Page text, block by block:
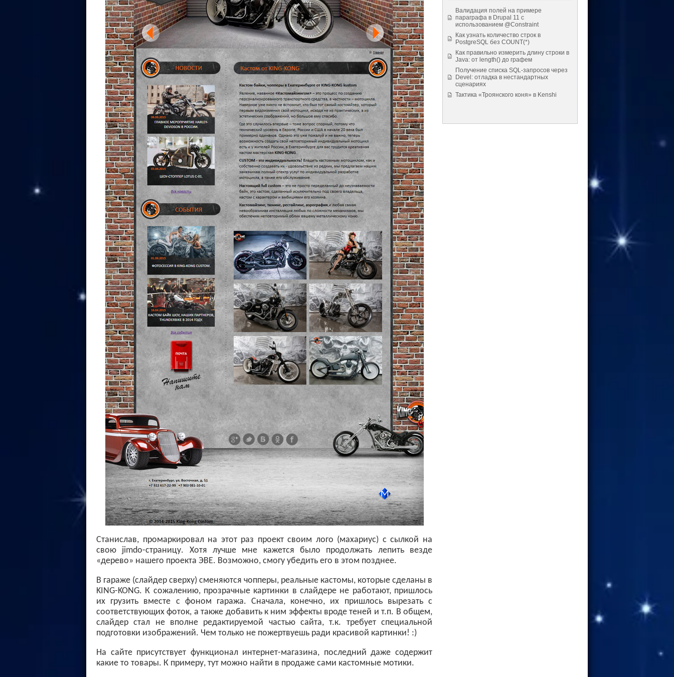
Станислав, промаркировал на этот раз проект своим лого (махариус) с сылкой на
свою jimdo-страницу. Хотя лучше мне кажется было продолжать лепить везде
«дерево» нашего проекта ЭВЕ. Возможно, смогу убедить его в этом позднее.
В гараже (слайдер сверху) сменяются чопперы, реальные кастомы, которые сделаны в
KING-KONG. К сожалению, прозрачные картинки в слайдере не работают, пришлось
их грузить вместе с фоном гаража. Сначала, конечно, их пришлось вырезать с
соответствующих фоток, а также добавить к ним эффекты вроде теней и т.п. В общем,
слайдер стал не вполне редактируемой частью сайта, т.к. требует специальной
подготовки изображений. Чем только не пожертвуешь ради красивой картинки! :)
На сайте присутствует функционал интернет-магазина, последний даже содержит
какие то товары. К примеру, тут можно найти в продаже сами кастомные мотики.
Валидация полей на примере
параграфа в Drupal 11 с
использованием @Constraint
Как узнать количество строк в
PostgreSQL без COUNT(*)
Как правильно измерить длину строки в
Java: от length() до графем
Получение списка SQL-запросов через
Devel: отладка в нестандартных
сценариях
Тактика «Троянского коня» в Kenshi